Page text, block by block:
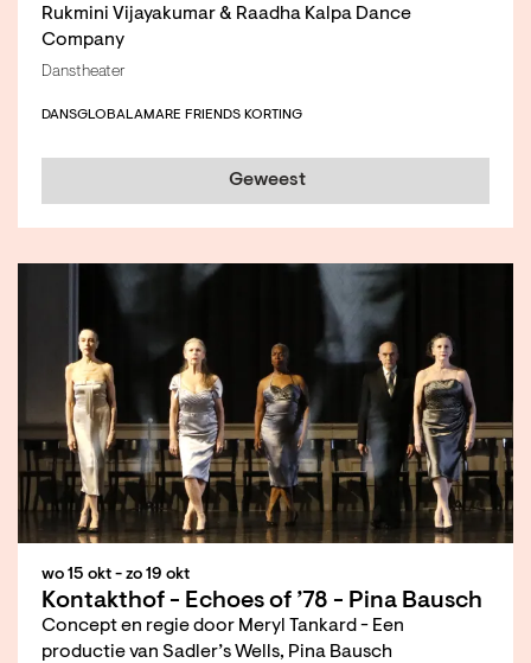
Rukmini Vijayakumar & Raadha Kalpa Dance
Company
Danstheater
DANSGLOBALAMARE FRIENDS KORTING
Geweest
Kontakthof - Echoes of ’78 - Pina Bausch
Concept en regie door Meryl Tankard - Een
productie van Sadler’s Wells, Pina Bausch
wo 15 okt - zo 19 okt